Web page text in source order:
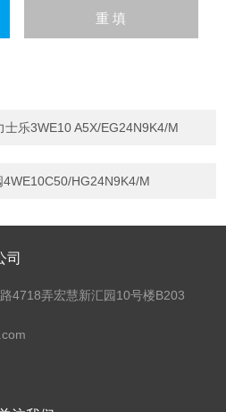
士乐3WE10 A5X/EG24N9K4/M
HG24N9K4/M
司
4718弄宏慧新汇园10号楼B203